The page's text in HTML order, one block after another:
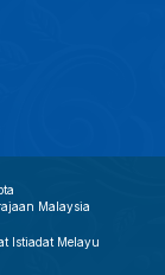
Malaysia
Istiadat Melayu